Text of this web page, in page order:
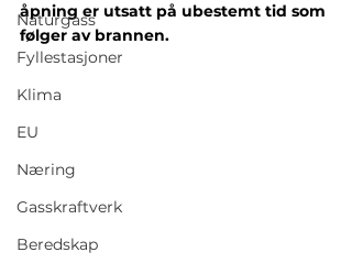
Naturgass
Fyllestasjoner
Klima
EU
Næring
Gasskraftverk
Beredskap
åpning er utsatt på ubestemt tid som
følger av brannen.